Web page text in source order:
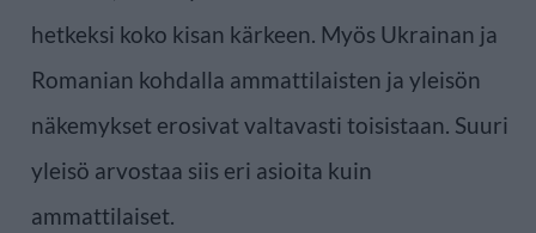
hetkeksi koko kisan kärkeen. Myös Ukrainan ja
Romanian kohdalla ammattilaisten ja yleisön
näkemykset erosivat valtavasti toisistaan. Suuri
yleisö arvostaa siis eri asioita kuin
ammattilaiset.